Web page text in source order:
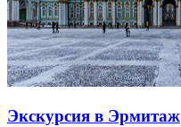
Экскурсия в Эрмитаж